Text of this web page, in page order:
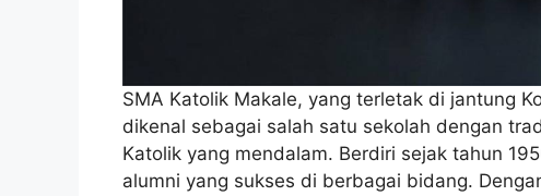
SMA Katolik Makale, yang terletak di jantung
dikenal sebagai salah satu sekolah dengan
Katolik yang mendalam. Berdiri sejak tahun
alumni yang sukses di berbagai bidang.